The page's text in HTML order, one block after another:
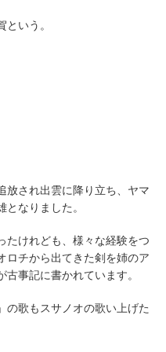
いう。
放され出雲に降り立ち、ヤマ
なりました。
たけれども、様々な経験をつ
ロチから出てきた剣を姉のア
事記に書かれています。
の歌もスサノオの歌い上げた